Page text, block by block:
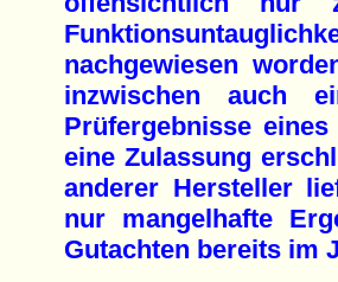
nachgewiesen
inzwischen auch
Prüfergebnisse
eine Zulassung
anderer Hersteller
nur mangelhafte
Gutachten bereits im